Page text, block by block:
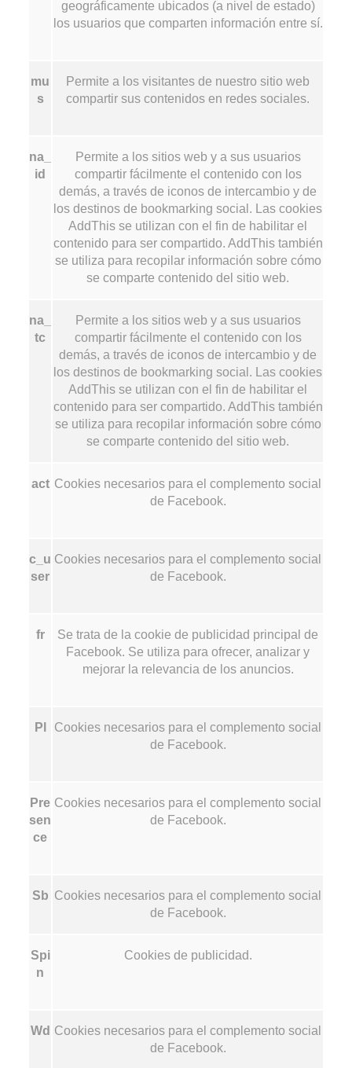
geográficamente ubicados (a nivel de estado)
los usuarios que comparten información entre sí.
mu
s
Permite a los visitantes de nuestro sitio web
compartir sus contenidos en redes sociales.
na_
id
Permite a los sitios web y a sus usuarios
compartir fácilmente el contenido con los
demás, a través de iconos de intercambio y de
los destinos de bookmarking social. Las cookies
AddThis se utilizan con el fin de habilitar el
contenido para ser compartido. AddThis también
se utiliza para recopilar información sobre cómo
se comparte contenido del sitio web.
na_
tc
Permite a los sitios web y a sus usuarios
compartir fácilmente el contenido con los
demás, a través de iconos de intercambio y de
los destinos de bookmarking social. Las cookies
AddThis se utilizan con el fin de habilitar el
contenido para ser compartido. AddThis también
se utiliza para recopilar información sobre cómo
se comparte contenido del sitio web.
act Cookies necesarios para el complemento social
de Facebook.
c_u
ser
Cookies necesarios para el complemento social
de Facebook.
fr
Se trata de la cookie de publicidad principal de
Facebook. Se utiliza para ofrecer, analizar y
mejorar la relevancia de los anuncios.
Pl
Cookies necesarios para el complemento social
de Facebook.
Pre
sen
ce
Cookies necesarios para el complemento social
de Facebook.
Sb Cookies necesarios para el complemento social
de Facebook.
Spi
n
Cookies de publicidad.
Wd Cookies necesarios para el complemento social
de Facebook.